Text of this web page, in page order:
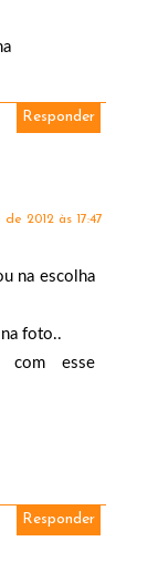
Responder
2012 às 17:47
na escolha
foto..
com esse
Responder